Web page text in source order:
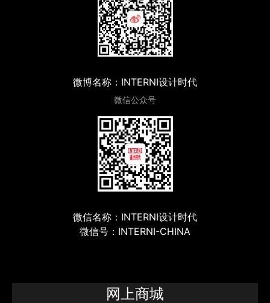
微博名称：INTERNI设计时代
微信公众号
微信名称：INTERNI设计时代
微信号：INTERNI-CHINA
网上商城